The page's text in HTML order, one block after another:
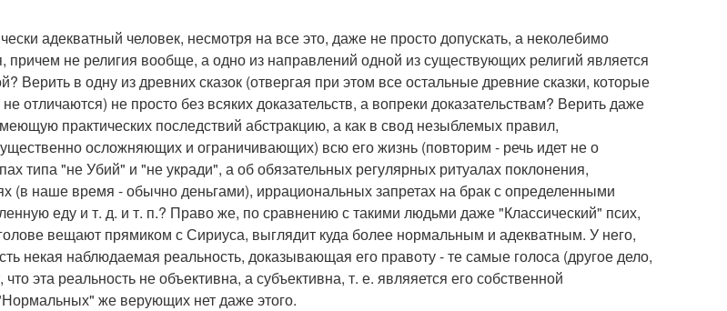
адекватный человек, несмотря на все это, даже не просто допускать, а неколебимо
причем не религия вообще, а одно из направлений одной из существующих религий является
Верить в одну из древних сказок (отвергая при этом все остальные древние сказки, которые
отличаются) не просто без всяких доказательств, а вопреки доказательствам? Верить даже
практических последствий абстракцию, а как в свод незыблемых правил,
осложняющих и ограничивающих) всю его жизнь (повторим - речь идет не о
типа "не Убий" и "не укради", а об обязательных регулярных ритуалах поклонения,
(в наше время - обычно деньгами), иррациональных запретах на брак с определенными
еду и т. д. и т. п.? Право же, по сравнению с такими людьми даже "Классический" псих,
вещают прямиком с Сириуса, выглядит куда более нормальным и адекватным. У него,
некая наблюдаемая реальность, доказывающая его правоту - те самые голоса (другое дело,
эта реальность не объективна, а субъективна, т. е. являяется его собственной
же верующих нет даже этого.